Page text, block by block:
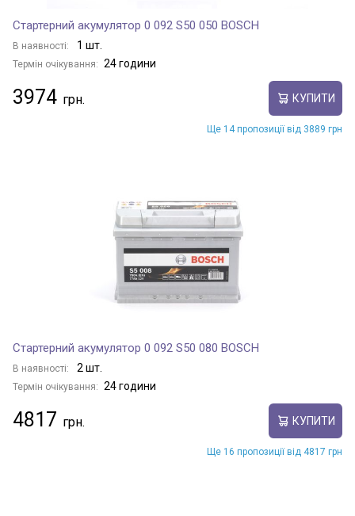
Стартерний акумулятор 0 092 S50 050 BOSCH
В наявності: 1 шт.
Термін очікування: 24 години
3974 КУПИТИ
Ще 14 пропозиції від 3889 грн
Стартерний акумулятор 0 092 S50 080 BOSCH
В наявності: 2 шт.
Термін очікування: 24 години
4817 КУПИТИ
Ще 16 пропозиції від 4817 грн